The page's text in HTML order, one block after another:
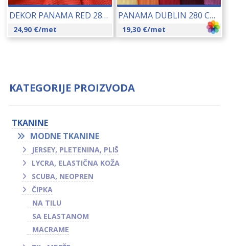
DEKOR PANAMA RED 280 CM 10131
24,90 €/met
PANAMA DUBLIN 280 CM 17050
19,30 €/met
KATEGORIJE PROIZVODA
TKANINE
MODNE TKANINE
JERSEY, PLETENINA, PLIŠ
LYCRA, ELASTIČNA KOŽA
SCUBA, NEOPREN
ČIPKA
NA TILU
SA ELASTANOM
MACRAME